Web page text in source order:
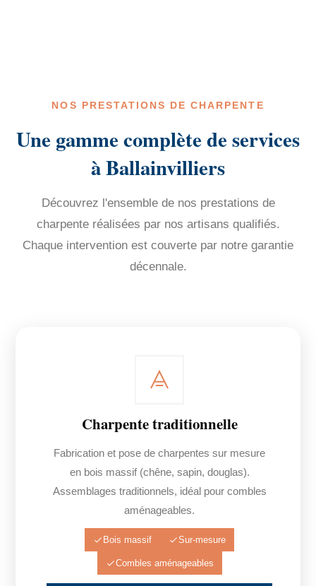
NOS PRESTATIONS DE CHARPENTE
Une gamme complète de services
à Ballainvilliers
Découvrez l'ensemble de nos prestations de
charpente réalisées par nos artisans qualifiés.
Chaque intervention est couverte par notre garantie
décennale.
Charpente traditionnelle
Fabrication et pose de charpentes sur mesure
en bois massif (chêne, sapin, douglas).
Assemblages traditionnels, idéal pour combles
aménageables.
Bois massif Sur-mesure
Combles aménageables